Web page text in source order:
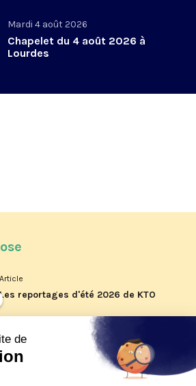
Mardi 4 août 2026
Chapelet du 4 août 2026 à
Lourdes
Article
Les reportages d'été 2026 de KTO
Article
La visite pastorale du pape Léon
XIV à Assise à suivre sur KTO le